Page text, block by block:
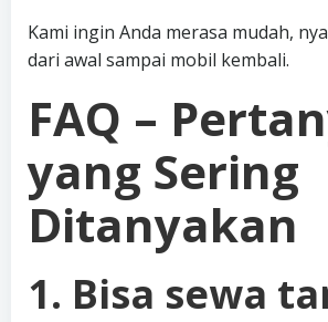
Kami ingin Anda merasa mudah,
dari awal sampai mobil kembali.
FAQ –
yang Sering
Ditanyakan
1. Bisa sewa